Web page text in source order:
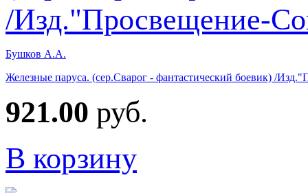
Бушков А.А.
Железные паруса. (сер.Сварог - фантастический боевик) /
921.00 руб.
В корзину